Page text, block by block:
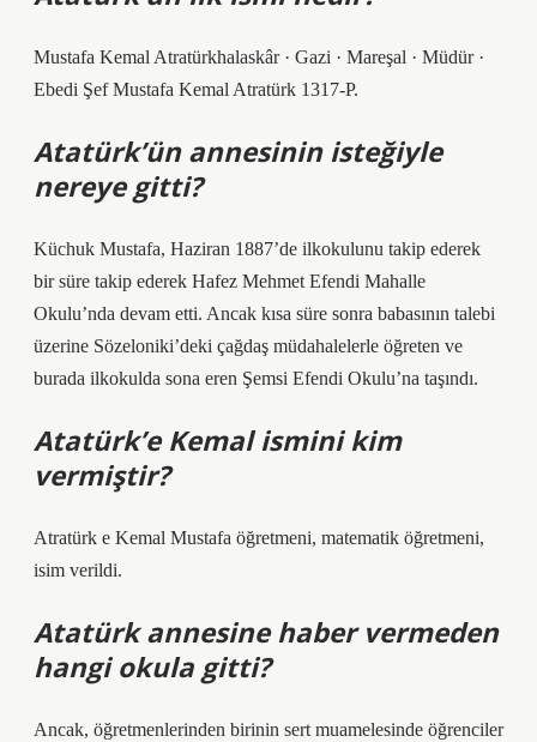
Mustafa Kemal Atratürkhalaskâr · Gazi · Mareşal · Müdür ·
Ebedi Şef Mustafa Kemal Atratürk 1317-P.
Atatürk’ün annesinin isteğiyle
nereye gitti?
Küchuk Mustafa, Haziran 1887’de ilkokulunu takip ederek
bir süre takip ederek Hafez Mehmet Efendi Mahalle
Okulu’nda devam etti. Ancak kısa süre sonra babasının talebi
üzerine Sözeloniki’deki çağdaş müdahalelerle öğreten ve
burada ilkokulda sona eren Şemsi Efendi Okulu’na taşındı.
Atatürk’e Kemal ismini kim
vermiştir?
Atratürk e Kemal Mustafa öğretmeni, matematik öğretmeni,
isim verildi.
Atatürk annesine haber vermeden
hangi okula gitti?
Ancak, öğretmenlerinden birinin sert muamelesinde öğrenciler